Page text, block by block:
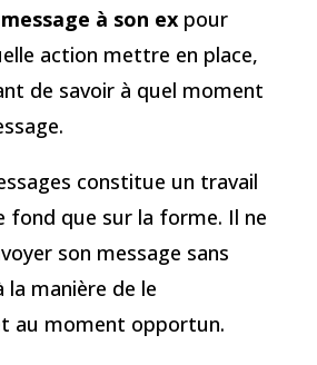
à son expour
action mettre en place,
de savoir à quel moment
constitue un travail
fond que sur la forme. Il ne
son message sans
la manière de le
au moment opportun.